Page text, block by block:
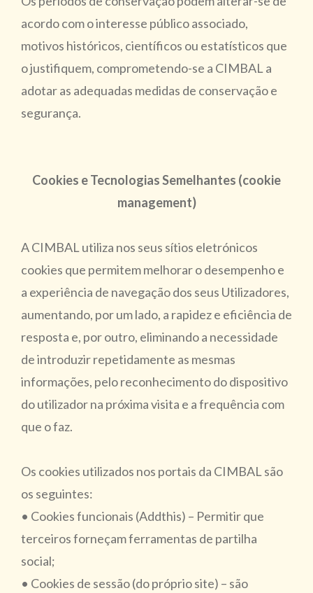
acordo com o interesse público associado,
motivos históricos, científicos ou estatísticos que
o justifiquem, comprometendo-se a CIMBAL a
adotar as adequadas medidas de conservação e
segurança.
Cookies e Tecnologias Semelhantes (cookie
management)
A CIMBAL utiliza nos seus sítios eletrónicos
cookies que permitem melhorar o desempenho e
a experiência de navegação dos seus Utilizadores,
aumentando, por um lado, a rapidez e eficiência de
resposta e, por outro, eliminando a necessidade
de introduzir repetidamente as mesmas
informações, pelo reconhecimento do dispositivo
do utilizador na próxima visita e a frequência com
que o faz.
Os cookies utilizados nos portais da CIMBAL são
os seguintes:
• Cookies funcionais (Addthis) – Permitir que
terceiros forneçam ferramentas de partilha
social;
• Cookies de sessão (do próprio site) – são